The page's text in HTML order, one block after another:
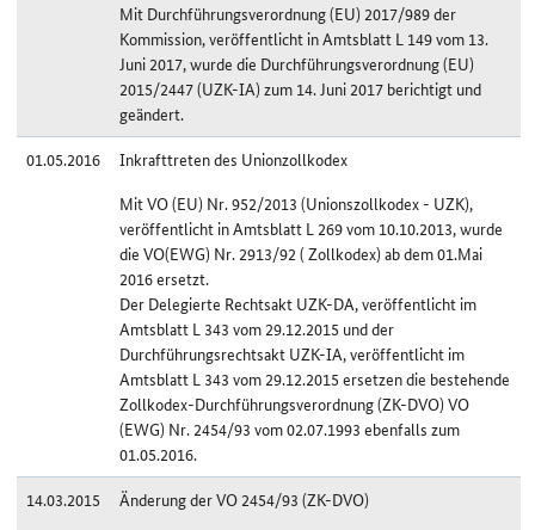
Mit Durchführungsverordnung (EU) 2017/989 der
Kommission, veröffentlicht in Amtsblatt L 149 vom 13.
Juni 2017, wurde die Durchführungsverordnung (EU)
2015/2447 (UZK-IA) zum 14. Juni 2017 berichtigt und
geändert.
01.05.2016
Inkrafttreten des Unionzollkodex
Mit VO (EU) Nr. 952/2013 (Unionszollkodex - UZK),
veröffentlicht in Amtsblatt L 269 vom 10.10.2013, wurde
die VO(EWG) Nr. 2913/92 ( Zollkodex) ab dem 01.Mai
2016 ersetzt.
Der Delegierte Rechtsakt UZK-DA, veröffentlicht im
Amtsblatt L 343 vom 29.12.2015 und der
Durchführungsrechtsakt UZK-IA, veröffentlicht im
Amtsblatt L 343 vom 29.12.2015 ersetzen die bestehende
Zollkodex-Durchführungsverordnung (ZK-DVO) VO
(EWG) Nr. 2454/93 vom 02.07.1993 ebenfalls zum
01.05.2016.
14.03.2015
Änderung der VO 2454/93 (ZK-DVO)